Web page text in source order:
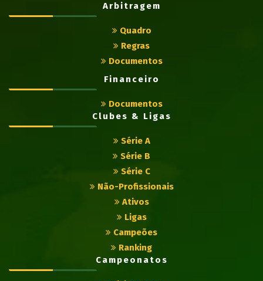
Arbitragem
Quadro
Regras
Documentos
Financeiro
Documentos
Clubes & Ligas
Série A
Série B
Série C
Não-Profissionais
Ativos
Ligas
Campeões
Ranking
Campeonatos